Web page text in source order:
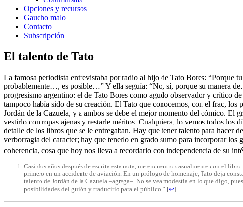
Opciones y recursos
Gaucho malo
Contacto
Subscripción
El talento de Tato
La famosa periodista entrevistaba por radio al hijo de Tato Bores:
probablemente…, es posible…” Y ella seguía: “No, sí, porque su manera
progresismo argentino: el de Tato Bores como agudo observador y crítico
tampoco había sido de su creación. El Tato que conocemos, con el frac,
Jordán de la Cazuela, y a ambos se debe el mejor momento del cómico.
vestirlo con ropas ajenas y restarle méritos. Cualquiera, lo vemos todos los
detalle de los libros que se le entregaban. Hay que tener talento para
verborragia del caracter; hay que tenerlo en grado sumo para incorporar los
coherencia, cosa que hoy nos lleva a recordarlo con independencia de su
Casi dos años después de escrita esta nota, me encuentro casualmente con el libro
primero en un accidente de aviación. En un prólogo de homenaje, Tato deja
talento de Jordán de la Cazuela –agrega–. No se vea modestia en lo que digo,
posibilidades del guión y traducirlo para el público.” [↩]